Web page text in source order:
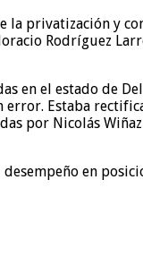
la privatización y
Rodríguez
en el estado de
Estaba
por Nicolás
en